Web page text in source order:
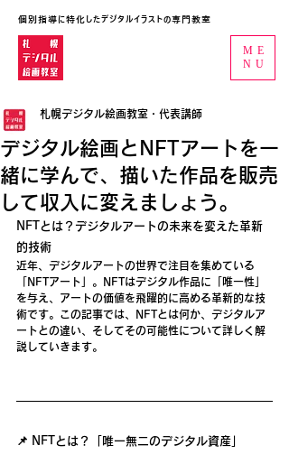
ME
NU
個別指導に特化したデジタルイラストの専門教室
デジタル絵画とNFTアートを一
緒に学んで、描いた作品を販売
して収入に変えましょう。
札幌デジタル絵画教室・代表講師
NFTとは？デジタルアートの未来を変えた革新
的技術
近年、デジタルアートの世界で注目を集めている
「NFTアート」。NFTはデジタル作品に「唯一性」
を与え、アートの価値を飛躍的に高める革新的な技
術です。この記事では、NFTとは何か、デジタルア
ートとの違い、そしてその可能性について詳しく解
説していきます。
📌 NFTとは？「唯一無二のデジタル資産」